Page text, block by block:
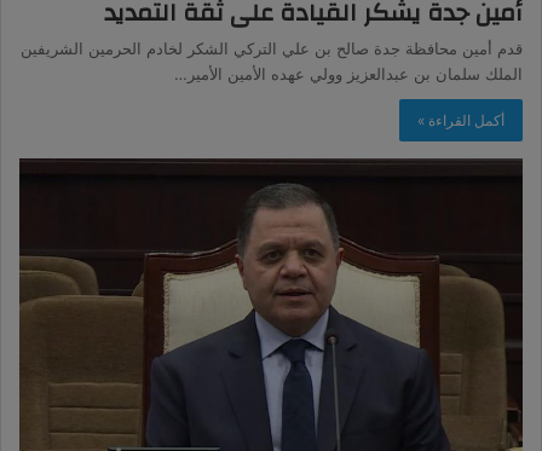
أمين جدة يشكر القيادة على ثقة التمديد
قدم أمين محافظة جدة صالح بن علي التركي الشكر لخادم الحرمين الشريفين
الملك سلمان بن عبدالعزيز وولي عهده الأمين الأمير…
أكمل القراءة »